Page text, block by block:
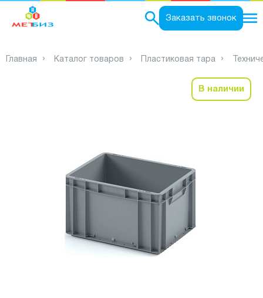
Заказать звонок
Главная Каталог товаров Пластиковая тара
В наличии